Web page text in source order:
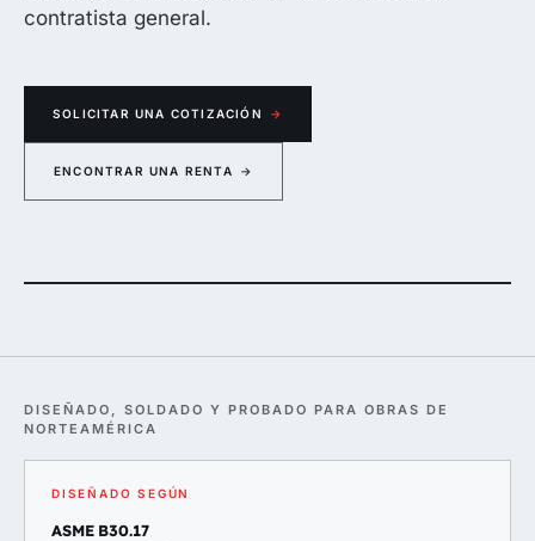
contratista general.
SOLICITAR UNA COTIZACIÓN →
ENCONTRAR UNA RENTA →
DISEÑADO, SOLDADO Y PROBADO PARA OBRAS DE
NORTEAMÉRICA
DISEÑADO SEGÚN
ASME B30.17